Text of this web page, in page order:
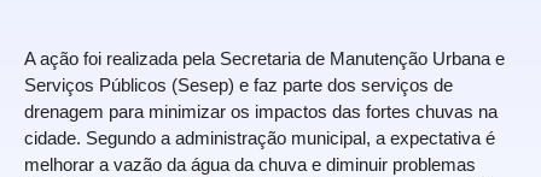
A ação foi realizada pela Secretaria de Manutenção Urbana e
Serviços Públicos (Sesep) e faz parte dos serviços de
drenagem para minimizar os impactos das fortes chuvas na
cidade. Segundo a administração municipal, a expectativa é
melhorar a vazão da água da chuva e diminuir problemas